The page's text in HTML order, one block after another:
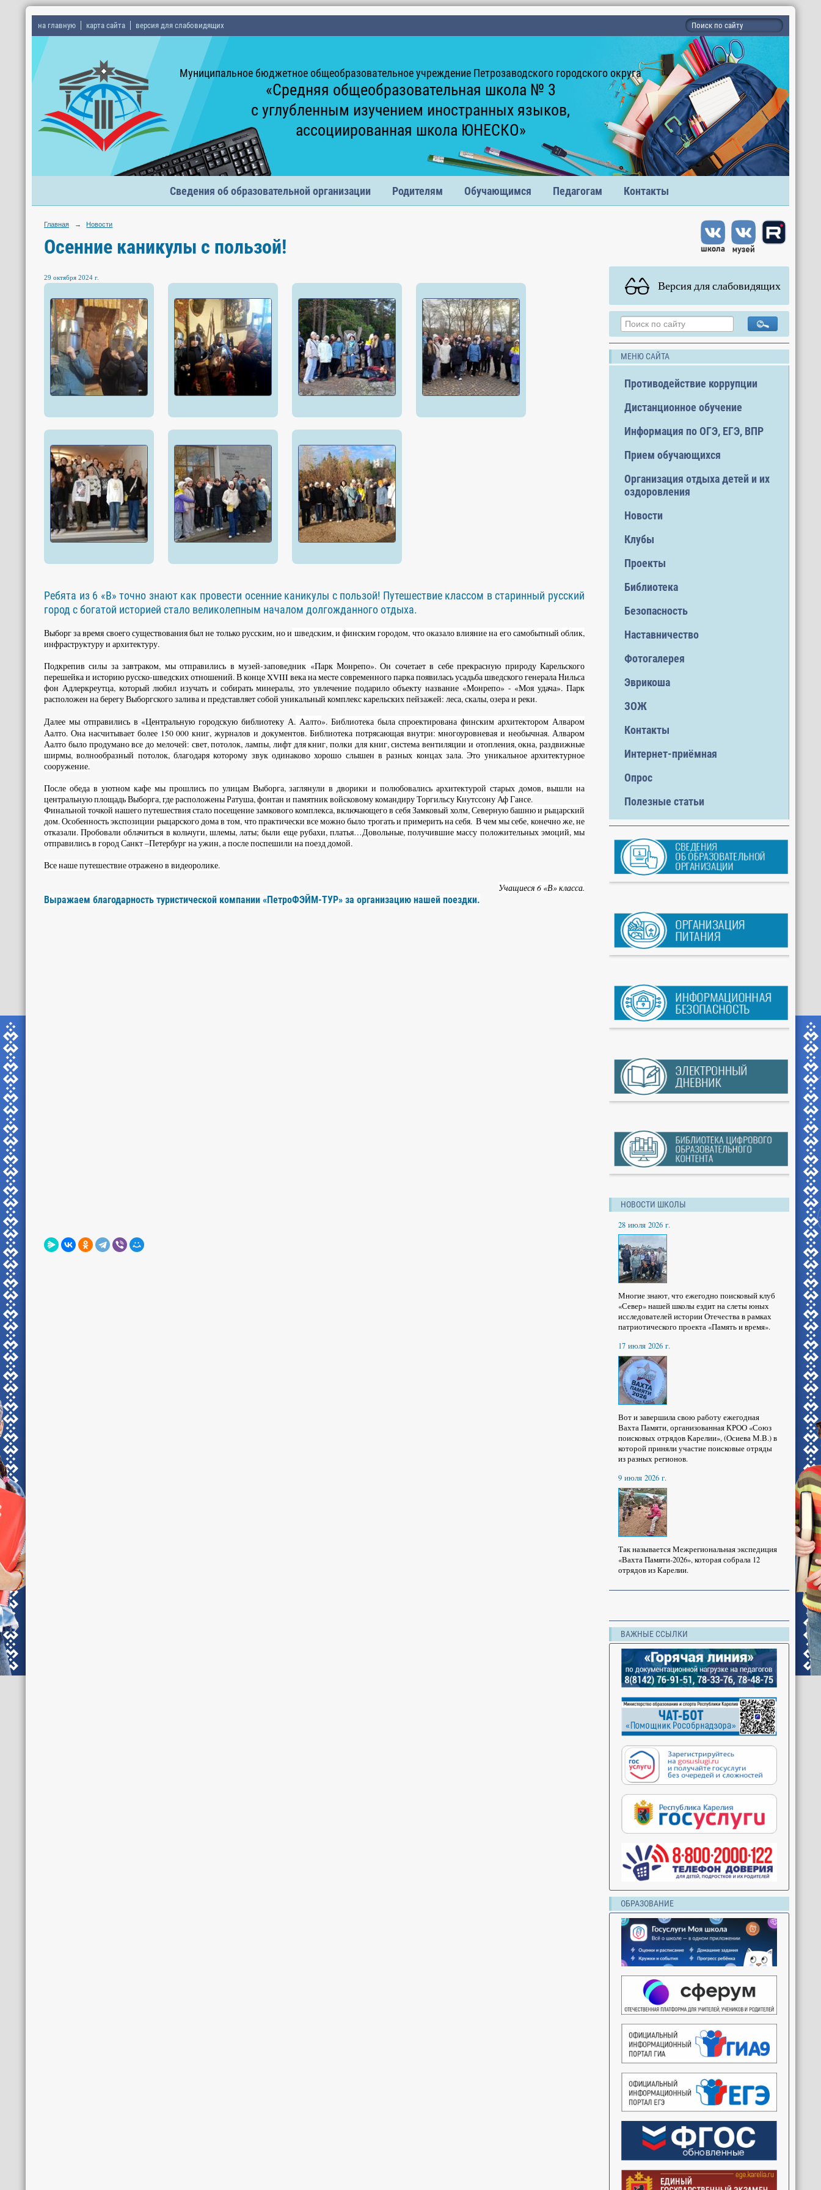
на главную карта сайта версия для слабовидящих
Муниципальное бюджетное общеобразовательное учреждение Петрозаводского городского округа
«Средняя общеобразовательная школа № 3
с углубленным изучением иностранных языков,
ассоциированная школа ЮНЕСКО»
Сведения об образовательной организации Родителям Обучающимся Педагогам Контакты
Главная → Новости
Осенние каникулы с пользой!
29 октября 2024 г.
Ребята из 6 «В» точно знают как провести осенние каникулы с пользой! Путешествие классом в старинный русский
город с богатой историей стало великолепным началом долгожданного отдыха.
Выборг за время своего существования был не только русским, но и шведским, и финским городом, что оказало влияние на его самобытный облик,
инфраструктуру и архитектуру.
Подкрепив силы за завтраком, мы отправились в музей-заповедник «Парк Монрепо». Он сочетает в себе прекрасную природу Карельского
перешейка и историю русско-шведских отношений. В конце XVIII века на месте современного парка появилась усадьба шведского генерала Нильса
фон Адлеркреутца, который любил изучать и собирать минералы, это увлечение подарило объекту название «Монрепо» - «Моя удача». Парк
расположен на берегу Выборгского залива и представляет собой уникальный комплекс карельских пейзажей: леса, скалы, озера и реки.
Далее мы отправились в «Центральную городскую библиотеку А. Аалто». Библиотека была спроектирована финским архитектором Алваром
Аалто. Она насчитывает более 150 000 книг, журналов и документов. Библиотека потрясающая внутри: многоуровневая и необычная. Алваром
Аалто было продумано все до мелочей: свет, потолок, лампы, лифт для книг, полки для книг, система вентиляции и отопления, окна, раздвижные
ширмы, волнообразный потолок, благодаря которому звук одинаково хорошо слышен в разных концах зала. Это уникальное архитектурное
сооружение.
После обеда в уютном кафе мы прошлись по улицам Выборга, заглянули в дворики и полюбовались архитектурой старых домов, вышли на
центральную площадь Выборга, где расположены Ратуша, фонтан и памятник войсковому командиру Торгильсу Кнутссону Аф Гансе.
Финальной точкой нашего путешествия стало посещение замкового комплекса, включающего в себя Замковый холм, Северную башню и рыцарский
дом. Особенность экспозиции рыцарского дома в том, что практически все можно было трогать и примерить на себя. В чем мы себе, конечно же, не
отказали. Пробовали облачиться в кольчуги, шлемы, латы; были еще рубахи, платья…Довольные, получившие массу положительных эмоций, мы
отправились в город Санкт –Петербург на ужин, а после поспешили на поезд домой.
Все наше путешествие отражено в видеоролике.
Учащиеся 6 «В» класса.
Выражаем благодарность туристической компании «ПетроФЭЙМ-ТУР» за организацию нашей поездки.
Версия для слабовидящих
МЕНЮ САЙТА
Противодействие коррупции
Дистанционное обучение
Информация по ОГЭ, ЕГЭ, ВПР
Прием обучающихся
Организация отдыха детей и их
оздоровления
Новости
Клубы
Проекты
Библиотека
Безопасность
Наставничество
Фотогалерея
Эврикоша
ЗОЖ
Контакты
Интернет-приёмная
Опрос
Полезные статьи
НОВОСТИ ШКОЛЫ
28 июля 2026 г.
Многие знают, что ежегодно поисковый клуб
«Север» нашей школы ездит на слеты юных
исследователей истории Отечества в рамках
патриотического проекта «Память и время».
17 июля 2026 г.
Вот и завершила свою работу ежегодная
Вахта Памяти, организованная КРОО «Союз
поисковых отрядов Карелии», (Осиева М.В.) в
которой приняли участие поисковые отряды
из разных регионов.
9 июля 2026 г.
Так называется Межрегиональная экспедиция
«Вахта Памяти-2026», которая собрала 12
отрядов из Карелии.
ВАЖНЫЕ ССЫЛКИ
ОБРАЗОВАНИЕ